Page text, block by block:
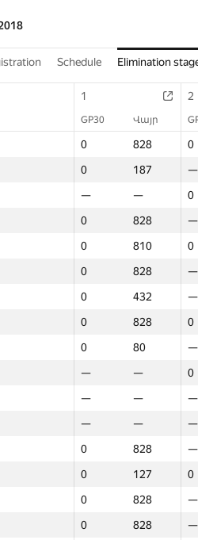
Schedule Elimination
1 2
GP30 Վայր
0 828
0
0 187
—
— —
0
0 828
—
0 810
0
0 828
—
0 432
—
0 828
0
0 80
—
— —
0
— —
—
— —
—
0 828
—
0 127
0
0 828
—
0 828
—
1 2
GP30 Վայր
0 828
0
0 187
—
— —
0
0 828
—
0 810
0
0 828
—
0 432
—
0 828
0
0 80
—
— —
0
— —
—
— —
—
0 828
—
0 127
0
0 828
—
0 828
—